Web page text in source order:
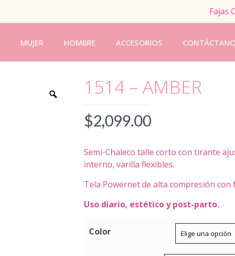
Fajas
MUJER HOMBRE ACCESORIOS
1514 – AMBER
$2,099.00
Semi-Chaleco talle corto con tirante
interno, varilla flexibles.
Tela Powernet de alta compresión
Uso diario, estético y post-parto.
Color